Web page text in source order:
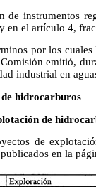
instrumentos
en el artículo 4,
por los
emitió,
industrial en
hidrocarburos
de
de
en la